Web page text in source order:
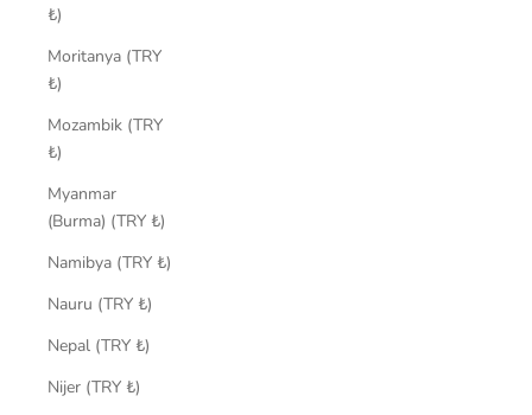
₺)
Moritanya (TRY
₺)
Mozambik (TRY
₺)
Myanmar
(Burma) (TRY ₺)
Namibya (TRY ₺)
Nauru (TRY ₺)
Nepal (TRY ₺)
Nijer (TRY ₺)